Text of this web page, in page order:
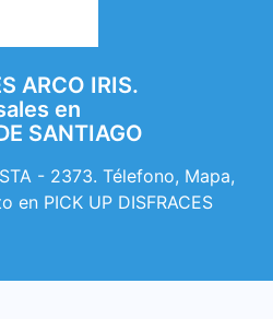
ARCO IRIS.
en
SANTIAGO
- 2373. Télefono, Mapa,
en PICK UP DISFRACES